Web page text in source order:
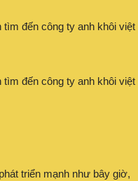
đến công ty anh khôi việt
đến công ty anh khôi việt
triển mạnh như bây giờ,